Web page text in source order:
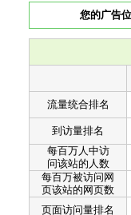
您的广告位
流量统合排名
到访量排名
每百万人中访
问该站的人数
每百万被访问网
页该站的网页数
页面访问量排名